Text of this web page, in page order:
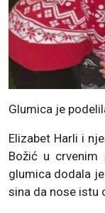
Glumica je
Elizabet Harli i
Božić u crvenim
glumica dodala
sina da nose istu